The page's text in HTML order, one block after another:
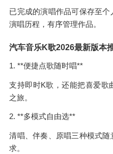
已完成的演唱作品可保存至
演唱历程，有序管理作品。
汽车音乐K歌2026最新版本
1. **便捷点歌随时唱**
支持即时K歌，还能把喜爱歌
之旅。
2. **多模式自由选**
清唱、伴奏、原唱三种模式
求。